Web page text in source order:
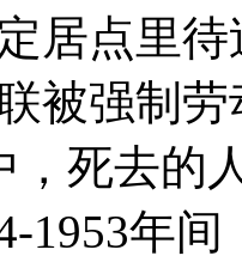
居点里
被强制
死去的
1953年